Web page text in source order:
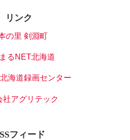
リンク
の里 剣淵町
るNET北海道
海道録画センター
社アグリテック
フィード